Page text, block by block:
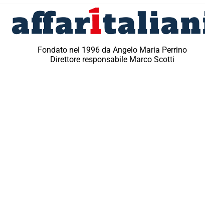
Fondato nel 1996 da Angelo Maria Perrino
Direttore responsabile Marco Scotti